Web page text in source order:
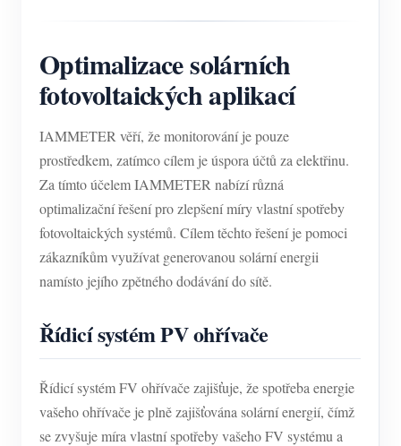
Optimalizace solárních
fotovoltaických aplikací
IAMMETER věří, že monitorování je pouze
prostředkem, zatímco cílem je úspora účtů za elektřinu.
Za tímto účelem IAMMETER nabízí různá
optimalizační řešení pro zlepšení míry vlastní spotřeby
fotovoltaických systémů. Cílem těchto řešení je pomoci
zákazníkům využívat generovanou solární energii
namísto jejího zpětného dodávání do sítě.
Řídicí systém PV ohřívače
Řídicí systém FV ohřívače zajišťuje, že spotřeba energie
vašeho ohřívače je plně zajišťována solární energií, čímž
se zvyšuje míra vlastní spotřeby vašeho FV systému a